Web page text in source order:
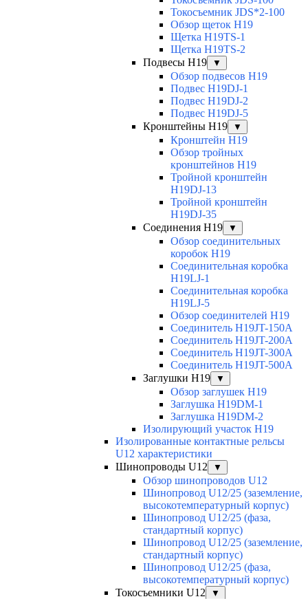
Токосъемник JDS*2-100
Обзор щеток H19
Щетка H19TS-1
Щетка H19TS-2
Подвесы H19
▼
Обзор подвесов H19
Подвес H19DJ-1
Подвес H19DJ-2
Подвес H19DJ-5
Кронштейны H19
▼
Кронштейн H19
Обзор тройных
кронштейнов H19
Тройной кронштейн
H19DJ-13
Тройной кронштейн
H19DJ-35
Соединения H19
▼
Обзор соединительных
коробок H19
Соединительная коробка
H19LJ-1
Соединительная коробка
H19LJ-5
Обзор соединителей H19
Соединитель H19JT-150A
Соединитель H19JT-200A
Соединитель H19JT-300A
Соединитель H19JT-500A
Заглушки H19
▼
Обзор заглушек H19
Заглушка H19DM-1
Заглушка H19DM-2
Изолирующий участок H19
Изолированные контактные рельсы
U12 характеристики
Шинопроводы U12
▼
Обзор шинопроводов U12
Шинопровод U12/25 (заземление,
высокотемпературный корпус)
Шинопровод U12/25 (фаза,
стандартный корпус)
Шинопровод U12/25 (заземление,
стандартный корпус)
Шинопровод U12/25 (фаза,
высокотемпературный корпус)
Токосъемники U12
▼